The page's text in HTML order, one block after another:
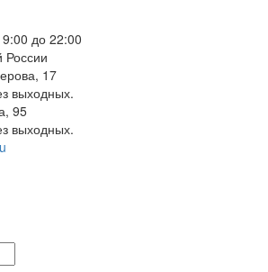
до 22:00
России
17
выходных.
95
выходных.